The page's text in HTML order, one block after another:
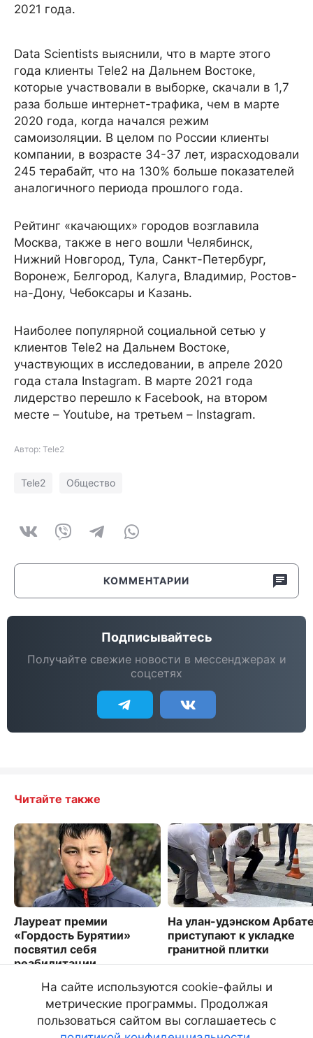
2021 года.
Data Scientists выяснили, что в марте этого
года клиенты Tele2 на Дальнем Востоке,
которые участвовали в выборке, скачали в 1,7
раза больше интернет-трафика, чем в марте
2020 года, когда начался режим
самоизоляции. В целом по России клиенты
компании, в возрасте 34-37 лет, израсходовали
245 терабайт, что на 130% больше показателей
аналогичного периода прошлого года.
Рейтинг «качающих» городов возглавила
Москва, также в него вошли Челябинск,
Нижний Новгород, Тула, Санкт-Петербург,
Воронеж, Белгород, Калуга, Владимир, Ростов-
на-Дону, Чебоксары и Казань.
Наиболее популярной социальной сетью у
клиентов Tele2 на Дальнем Востоке,
участвующих в исследовании, в апреле 2020
года стала Instagram. В марте 2021 года
лидерство перешло к Facebook, на втором
месте – Youtube, на третьем – Instagram.
Автор: Tele2
Tele2 Общество
КОММЕНТАРИИ
Подписывайтесь
Получайте свежие новости в мессенджерах и
соцсетях
Читайте также
Лауреат премии
«Гордость Бурятии»
посвятил себя
реабилитации
На улан-удэнском
приступают к укладке
гранитной плитки
На сайте используются cookie-файлы и
метрические программы. Продолжая
пользоваться сайтом вы соглашаетесь с